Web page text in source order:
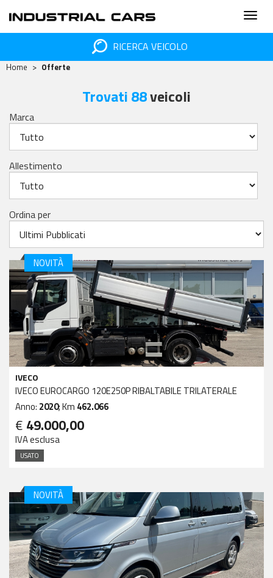
RICERCA VEICOLO
Home Offerte
Trovati 88veicoli
Marca
Allestimento
Ordina per
NOVITÀ
IVECO
IVECO EUROCARGO 120E250P RIBALTABILE TRILATERALE
Anno: 2020; Km 462.066
€ 49.000,00
IVA esclusa
USATO
NOVITÀ